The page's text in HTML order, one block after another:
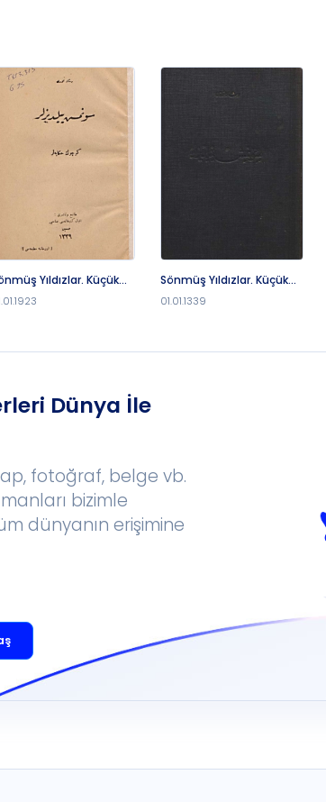
Yıldızlar. Küçük
Sönmüş Yıldızlar. Küçük
01.01.1339
Dünya İle
fotoğraf, belge vb.
bizimle
dünyanın erişimine